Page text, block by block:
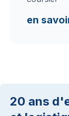
en
20 ans